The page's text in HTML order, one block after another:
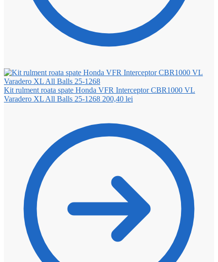
Kit rulment roata spate Honda VFR Interceptor CBR1000 VL
Varadero XL All Balls 25-1268 200,40 lei